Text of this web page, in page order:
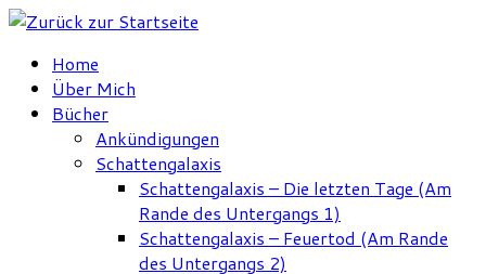
Zum
springenHome
Über Mich
Bücher
Ankündigungen
Schattengalaxis
Schattengalaxis – Die letzten Tage (Am
Rande des Untergangs 1)
Schattengalaxis – Feuertod (Am Rande
des Untergangs 2)